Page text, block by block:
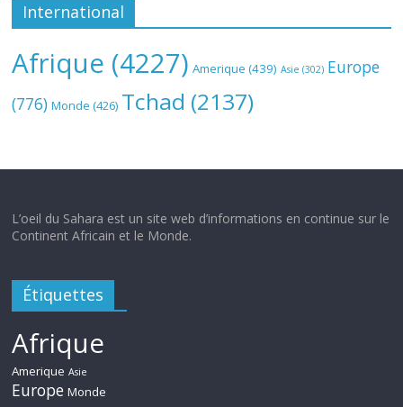
International
Afrique (4227) Amerique (439) Asie (302) Europe
(776) Monde (426) Tchad (2137)
L’oeil du Sahara est un site web d’informations en continue sur le
Continent Africain et le Monde.
Étiquettes
Afrique
Amerique Asie
Europe Monde